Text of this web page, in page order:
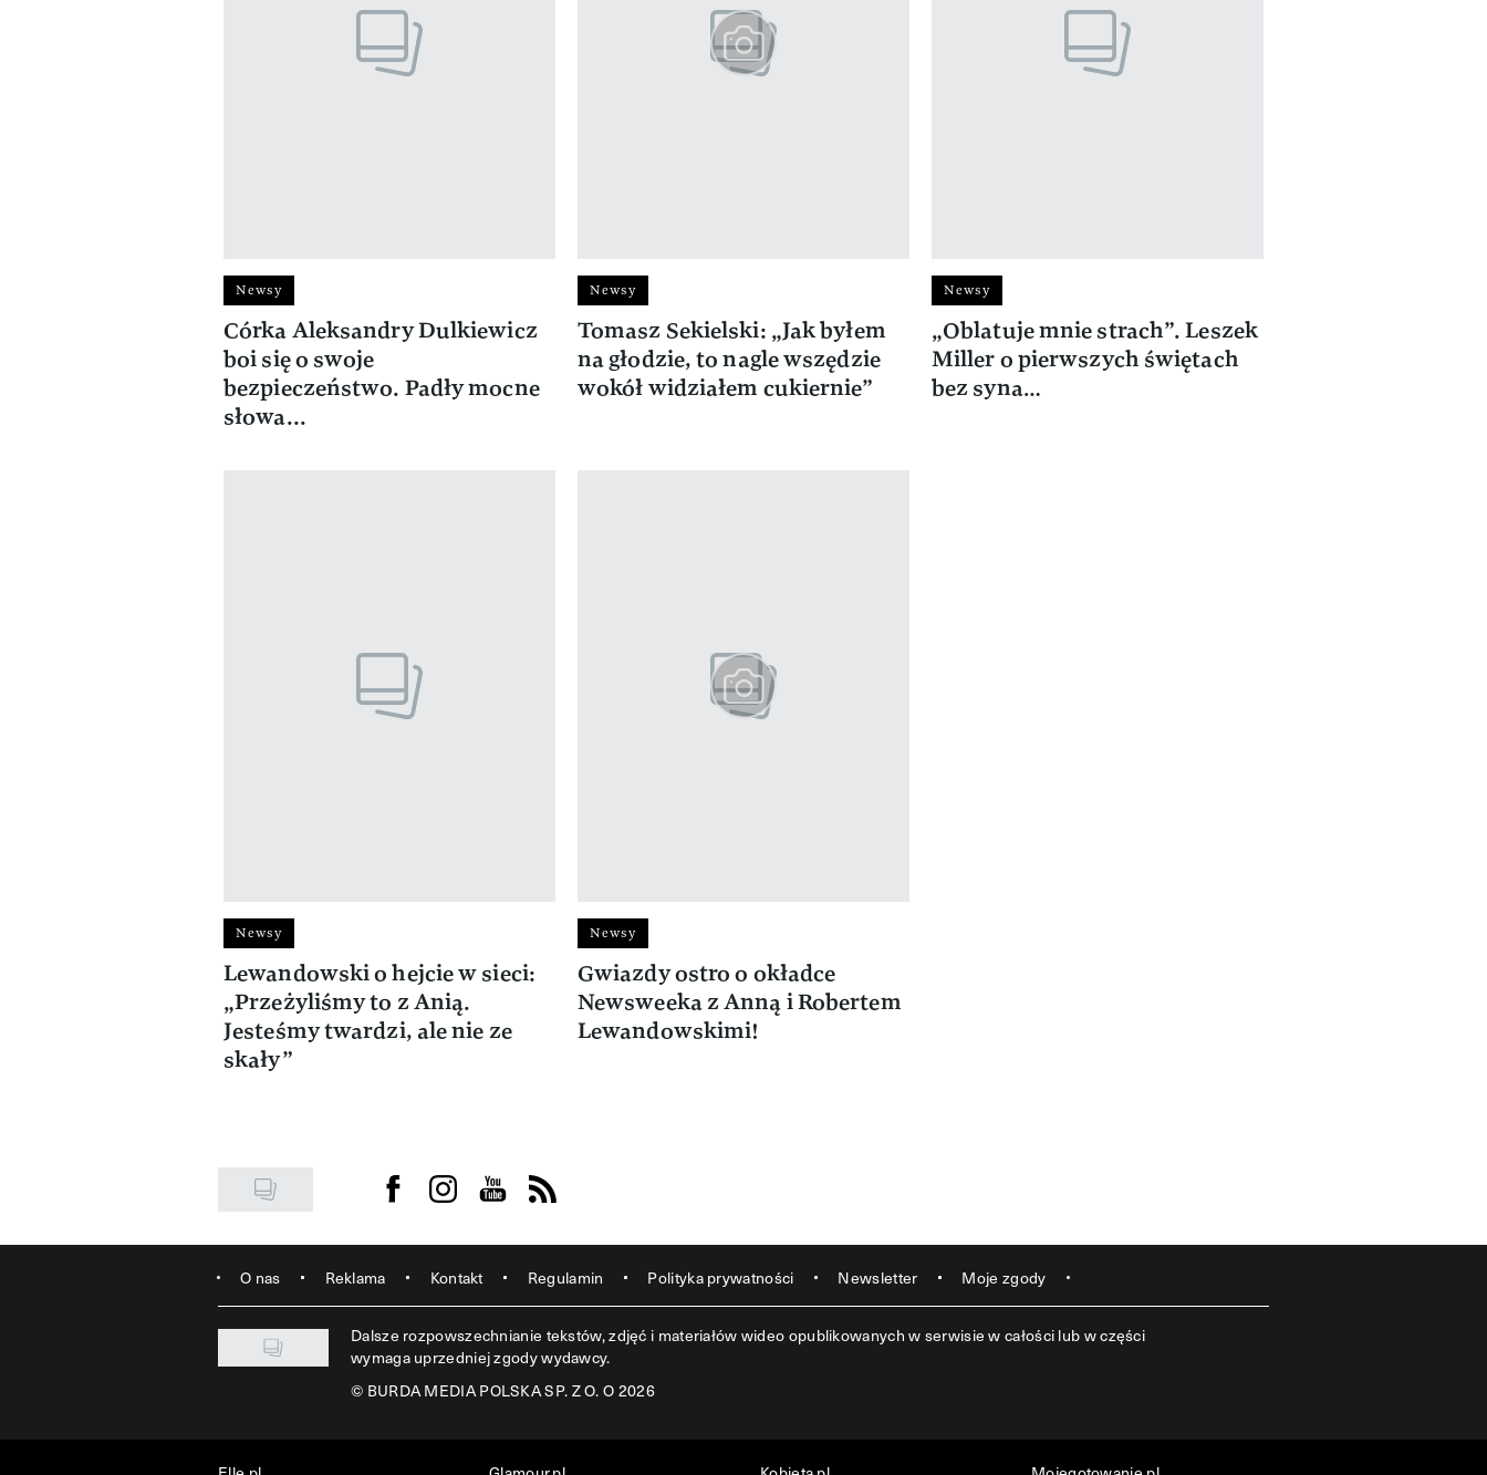
Newsy
Córka Aleksandry Dulkiewicz
boi się o swoje
bezpieczeństwo. Padły mocne
słowa...
Newsy
Tomasz Sekielski: „Jak byłem
na głodzie, to nagle wszędzie
wokół widziałem cukiernie”
Newsy
„Oblatuje mnie strach”. Leszek
Miller o pierwszych świętach
bez syna…
Newsy
Lewandowski o hejcie w sieci:
„Przeżyliśmy to z Anią.
Jesteśmy twardzi, ale nie ze
skały”
Newsy
Gwiazdy ostro o okładce
Newsweeka z Anną i Robertem
Lewandowskimi!
Visit us on Facebook
Visit us on Instagram
Visit us on Youtube
Visit us on Rss
O nas Reklama Kontakt Regulamin Polityka prywatności Newsletter Moje zgody
Dalsze rozpowszechnianie tekstów, zdjęć i materiałów wideo opublikowanych w serwisie w całości lub w części
wymaga uprzedniej zgody wydawcy.
© BURDA MEDIA POLSKA SP. Z O. O 2026